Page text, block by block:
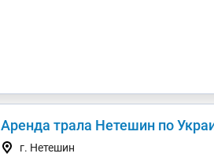
Аренда трала Нетешин по
г. Нетешин